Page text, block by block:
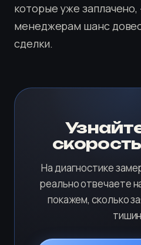
которые уже
менеджерам шанс
сделки.
На диагностике
реально отвечаете
покажем, сколько